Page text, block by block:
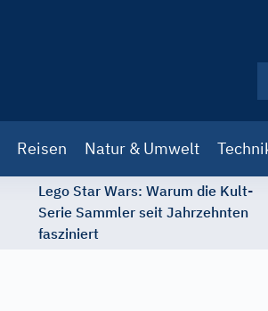
Reisen Natur & Umwelt
Lego Star Wars: Warum die Kult-
Serie Sammler seit Jahrzehnten
fasziniert